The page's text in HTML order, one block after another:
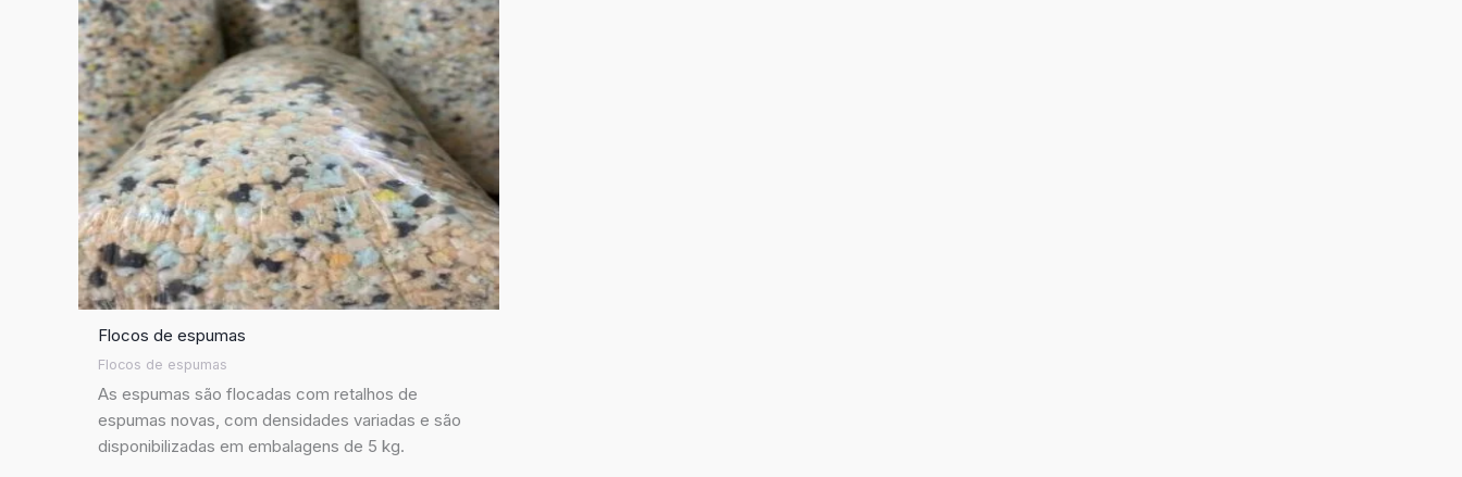
Flocos de espumas
Flocos de espumas
As espumas são flocadas com retalhos de
espumas novas, com densidades variadas e são
disponibilizadas em embalagens de 5 kg.